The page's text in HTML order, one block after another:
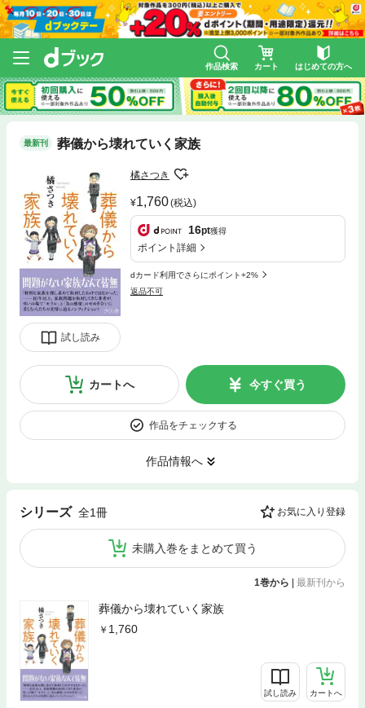
作品検索 カート はじめての方へ
最新刊 葬儀から壊れていく家族
試し読み
橘さつき
1,760(税込)
16pt獲得
ポイント詳細
dカード利用でさらにポイント+2%
返品不可
カートへ 今すぐ買う
作品をチェックする
作品情報へ
シリーズ 全1冊 お気に入り登録
未購入巻をまとめて買う
1巻から | 最新刊から
葬儀から壊れていく家族
1,760
試し読み カートへ